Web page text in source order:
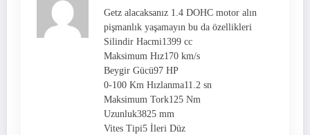
Getz alacaksanız 1.4 DOHC motor alın
pişmanlık yaşamayın bu da özellikleri
Silindir Hacmi1399 cc
Maksimum Hız170 km/s
Beygir Gücü97 HP
0-100 Km Hızlanma11.2 sn
Maksimum Tork125 Nm
Uzunluk3825 mm
Vites Tipi5 İleri Düz